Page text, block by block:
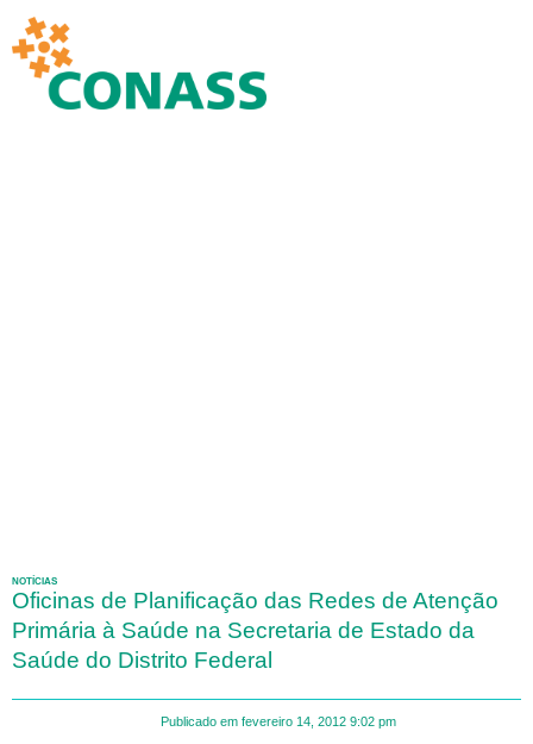
NOTÍCIAS
Oficinas de Planificação das Redes de Atenção
Primária à Saúde na Secretaria de Estado da
Saúde do Distrito Federal
Publicado em fevereiro 14, 2012 9:02 pm